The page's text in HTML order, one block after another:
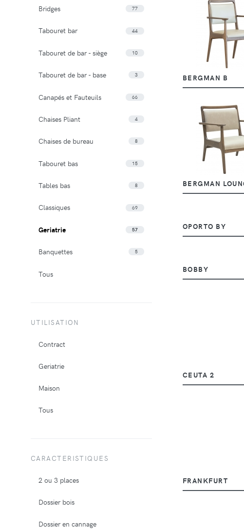
BERGMAN B
BERGMAN
OPORTO BY
BOBBY
CEUTA 2
FRANKFURT
Bridges 77
Tabouret bar 44
Tabouret de bar - siège 10
Tabouret de bar - base 3
Canapés et Fauteuils 66
Chaises Pliant 4
Chaises de bureau 8
Tabouret bas 15
Tables bas 8
Classiques 69
Geriatrie 57
Banquettes 5
Tous
UTILISATION
Contract
Geriatrie
Maison
Tous
CARACTERISTIQUES
2 ou 3 places
Dossier bois
Dossier en cannage